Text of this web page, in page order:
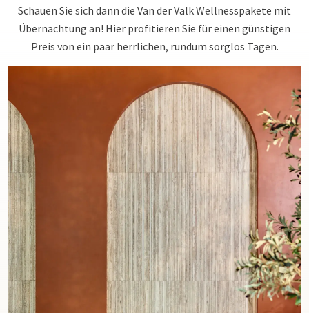
Schauen Sie sich dann die Van der Valk Wellnesspakete mit
Übernachtung an! Hier profitieren Sie für einen günstigen
Preis von ein paar herrlichen, rundum sorglos Tagen.